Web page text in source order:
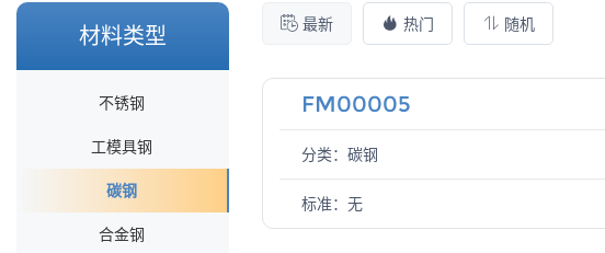
材料类型
不锈钢
工模具钢
碳钢
合金钢
最新 热门 随机
FM00005
分类：碳钢
标准： 无